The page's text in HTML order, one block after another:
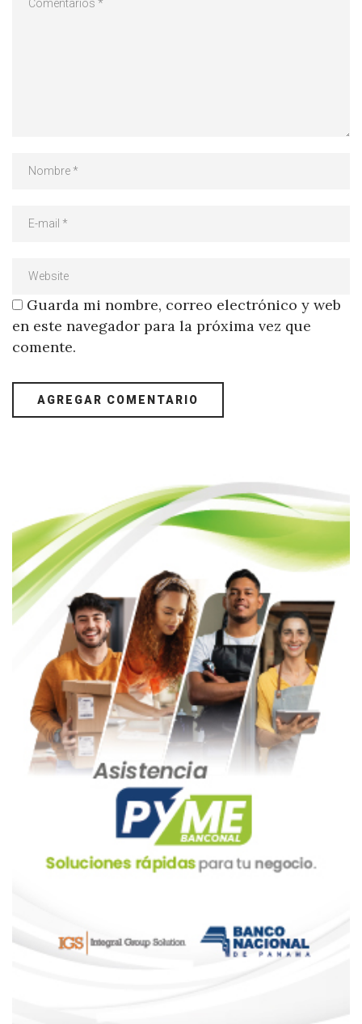
Guarda mi nombre, correo electrónico y web
en este navegador para la próxima vez que
comente.